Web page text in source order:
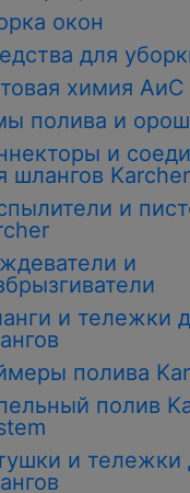
окон
для
химия АиС
полива и
и
шлангов Karcher
и
и
и тележки
полива
полив
и тележки